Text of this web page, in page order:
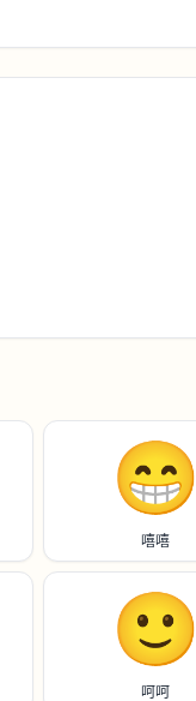
😁
嘻嘻
🙂
呵呵